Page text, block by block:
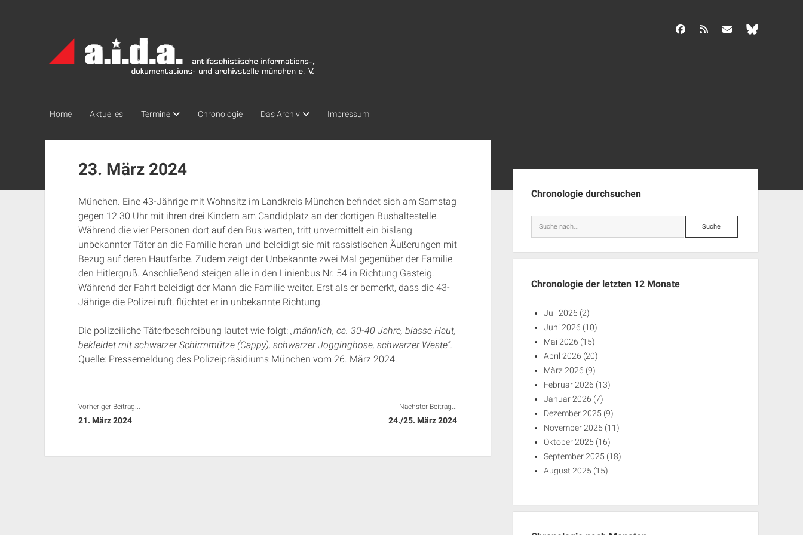
Archiv
München
facebook info@aida-archiv.de
Home Aktuelles Termine Chronologie Das Archiv Impressum
23. März 2024
München. Eine 43-Jährige mit Wohnsitz im Landkreis München befindet sich am Samstag
gegen 12.30 Uhr mit ihren drei Kindern am Candidplatz an der dortigen Bushaltestelle.
Während die vier Personen dort auf den Bus warten, tritt unvermittelt ein bislang
unbekannter Täter an die Familie heran und beleidigt sie mit rassistischen Äußerungen mit
Bezug auf deren Hautfarbe. Zudem zeigt der Unbekannte zwei Mal gegenüber der Familie
den Hitlergruß. Anschließend steigen alle in den Linienbus Nr. 54 in Richtung Gasteig.
Während der Fahrt beleidigt der Mann die Familie weiter. Erst als er bemerkt, dass die 43-
Jährige die Polizei ruft, flüchtet er in unbekannte Richtung.
Die polizeiliche Täterbeschreibung lautet wie folgt: „männlich, ca. 30-40 Jahre, blasse Haut,
bekleidet mit schwarzer Schirmmütze (Cappy), schwarzer Jogginghose, schwarzer Weste“.
Quelle: Pressemeldung des Polizeipräsidiums München vom 26. März 2024.
Vorheriger Beitrag...
21. März 2024
Nächster Beitrag...
24./25. März 2024
Chronologie durchsuchen
Suche
Chronologie der letzten 12 Monate
Juli 2026 (2)
Juni 2026 (10)
Mai 2026 (15)
April 2026 (20)
März 2026 (9)
Februar 2026 (13)
Januar 2026 (7)
Dezember 2025 (9)
November 2025 (11)
Oktober 2025 (16)
September 2025 (18)
August 2025 (15)